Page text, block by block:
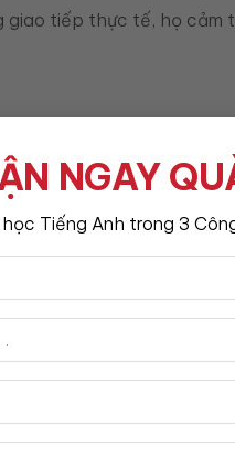
NGAY
Tiếng Anh trong 3
giao tiếp thực tế, họ
khác đánh giá. Họ lo
tiếp trong các tình
hội thực hành,
từ đầu. Điều này tạo ra
sai để luyện tập một